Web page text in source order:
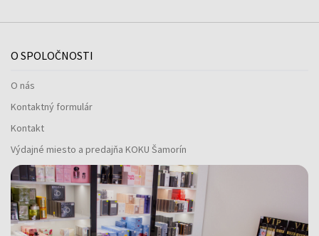
O SPOLOČNOSTI
O nás
Kontaktný formulár
Kontakt
Výdajné miesto a predajňa KOKU Šamorín